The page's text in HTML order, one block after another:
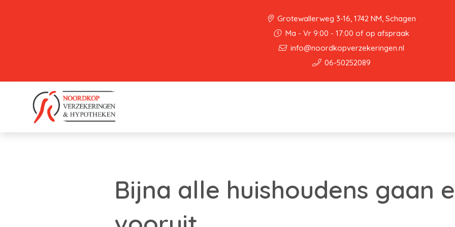
Grotewallerweg 3-16, 1742 NM, Schagen
Ma - Vr 9:00 - 17:00 of op afspraak
info@noordkopverzekeringen.nl
06-50252089
Bijna alle huishoudens gaan